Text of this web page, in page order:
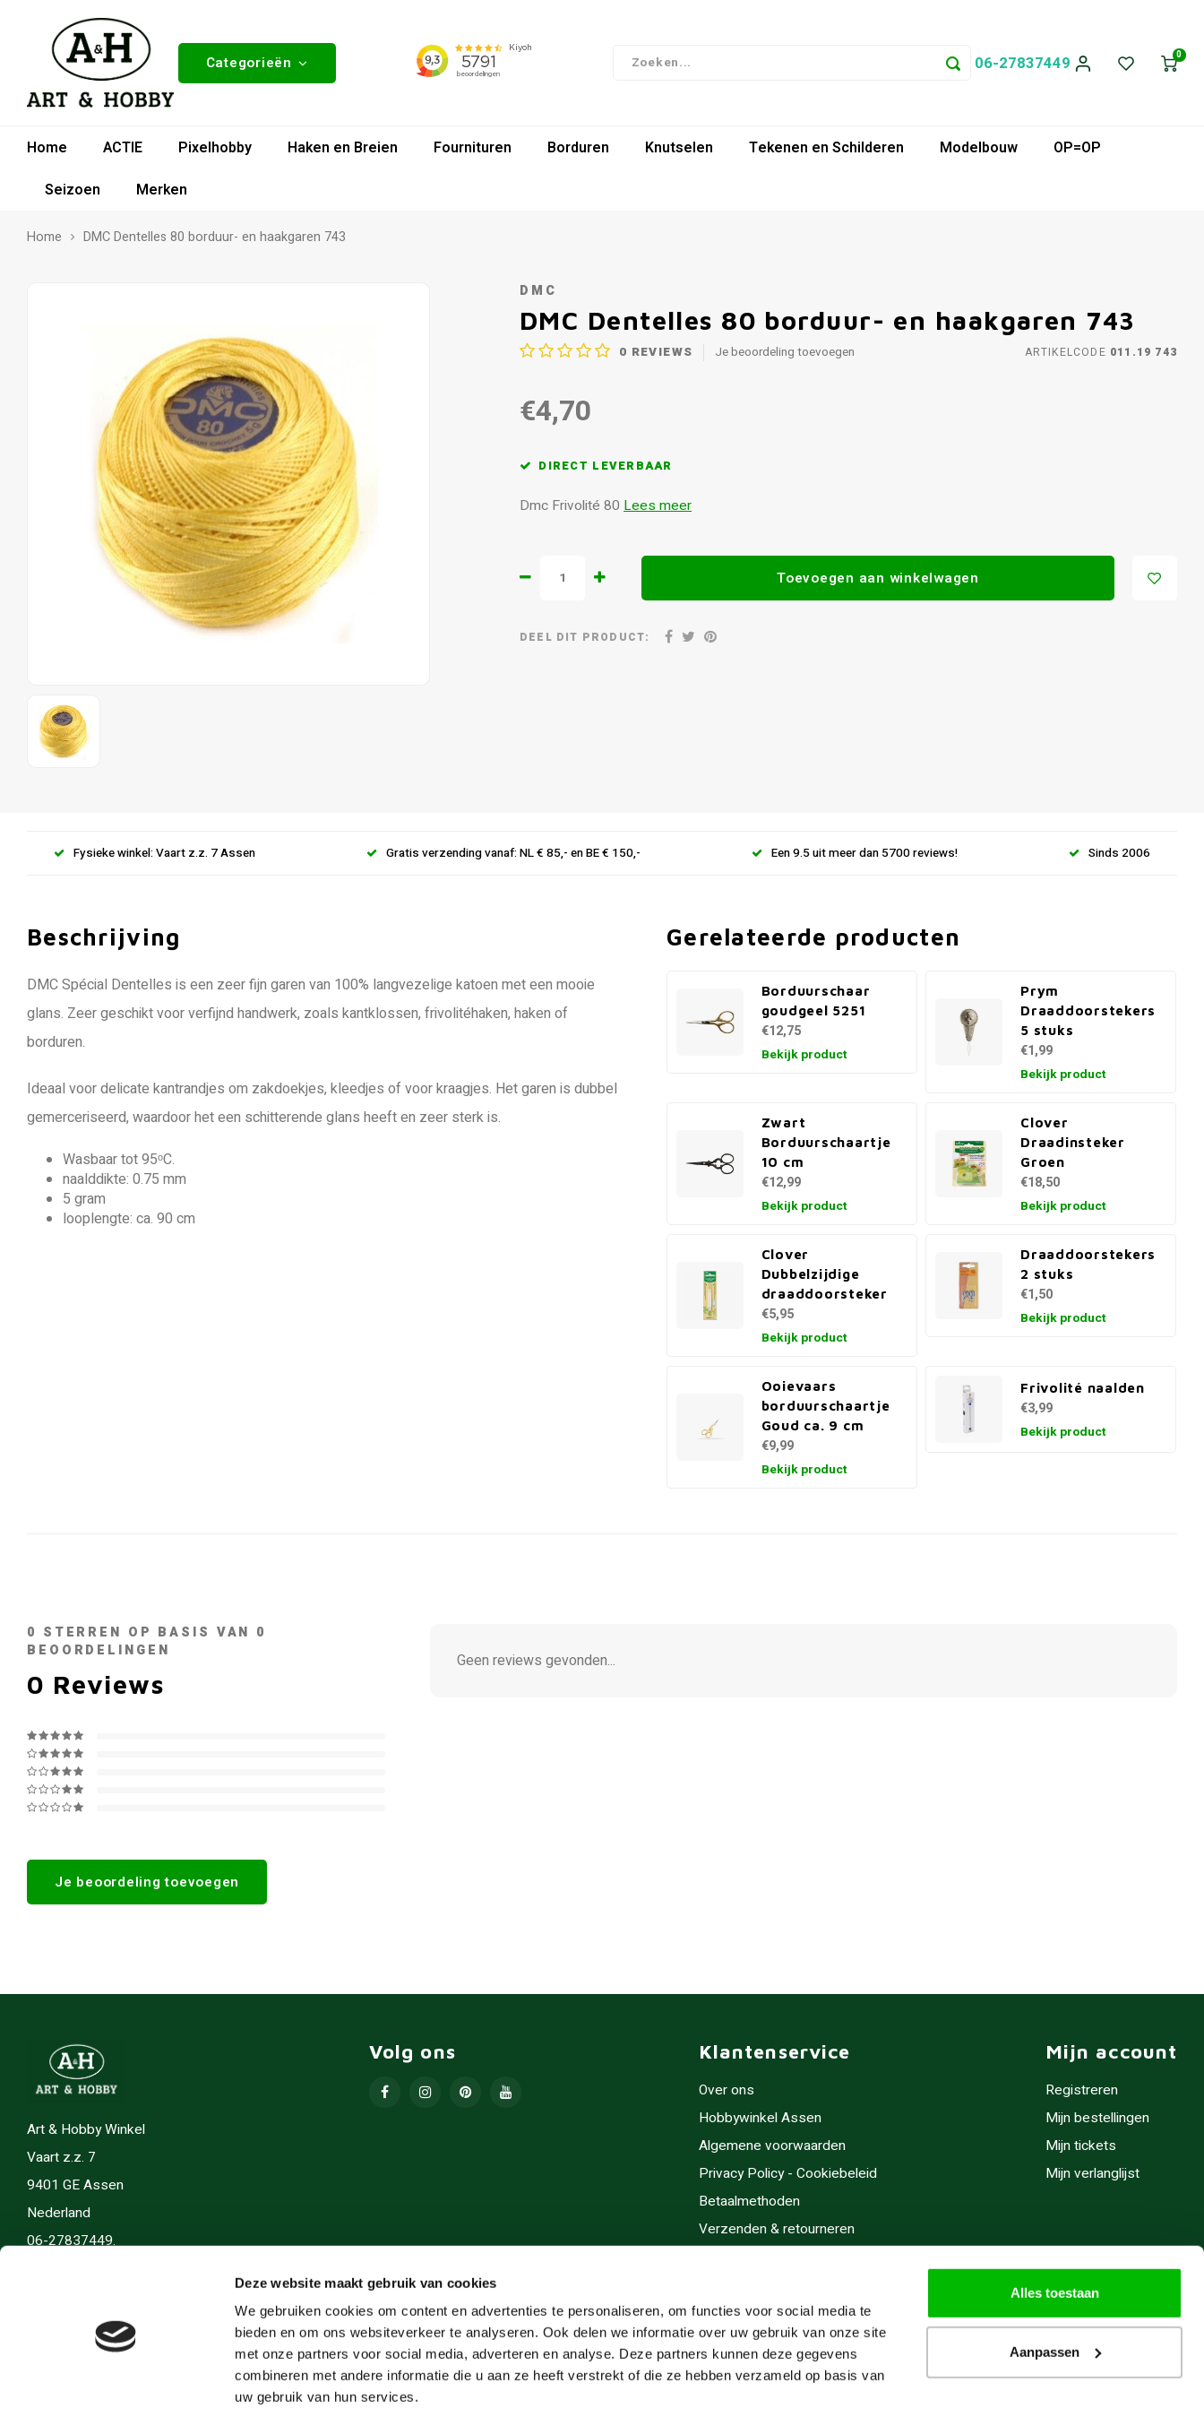
Deze website maakt gebruik van cookies
We gebruiken cookies om content en advertenties te personaliseren, om functies voor social media te
bieden en om ons websiteverkeer te analyseren. Ook delen we informatie over uw gebruik van onze site
met onze partners voor social media, adverteren en analyse. Deze partners kunnen deze gegevens
combineren met andere informatie die u aan ze heeft verstrekt of die ze hebben verzameld op basis van
uw gebruik van hun services.
Alles toestaan
Aanpassen
Categorieën 06-27837449 0
Home ACTIE Pixelhobby Haken en Breien Fournituren Borduren Knutselen Tekenen en Schilderen Modelbouw
OP=OP
Seizoen
Merken
Home DMC Dentelles 80 borduur- en haakgaren 743
DMC
DMC Dentelles 80 borduur- en haakgaren 743
0 REVIEWS Je beoordeling toevoegen ARTIKELCODE 011.19 743
€4,70
DIRECT LEVERBAAR
Dmc Frivolité 80 Lees meer
Toevoegen aan winkelwagen
DEEL DIT PRODUCT:
Fysieke winkel: Vaart z.z. 7 Assen Gratis verzending vanaf: NL € 85,- en BE € 150,- Een 9.5 uit meer dan 5700 reviews! Sinds 2006
Beschrijving
DMC Spécial Dentelles is een zeer fijn garen van 100% langvezelige katoen met een mooie
glans. Zeer geschikt voor verfijnd handwerk, zoals kantklossen, frivolitéhaken, haken of
borduren.
Ideaal voor delicate kantrandjes om zakdoekjes, kleedjes of voor kraagjes. Het garen is dubbel
gemerceriseerd, waardoor het een schitterende glans heeft en zeer sterk is.
Wasbaar tot 95ᵒC.
naalddikte: 0.75 mm
5 gram
looplengte: ca. 90 cm
Gerelateerde producten
Borduurschaar
goudgeel 5251
€12,75
Bekijk product
Prym
Draaddoorstekers
5 stuks
€1,99
Bekijk product
Zwart
Borduurschaartje
10 cm
€12,99
Bekijk product
Clover
Draadinsteker
Groen
€18,50
Bekijk product
Clover
Dubbelzijdige
draaddoorsteker
€5,95
Bekijk product
Draaddoorstekers
2 stuks
€1,50
Bekijk product
Ooievaars
borduurschaartje
Goud ca. 9 cm
€9,99
Bekijk product
Frivolité naalden
€3,99
Bekijk product
0 STERREN OP BASIS VAN 0
BEOORDELINGEN
0 Reviews
Je beoordeling toevoegen
Geen reviews gevonden...
Art & Hobby Winkel
Vaart z.z. 7
9401 GE Assen
Nederland
06-27837449.
Volg ons Klantenservice
Over ons
Hobbywinkel Assen
Algemene voorwaarden
Privacy Policy - Cookiebeleid
Betaalmethoden
Verzenden & retourneren
Cadeaubonnen
Inlijsten
Servicegebieden
Mijn account
Registreren
Mijn bestellingen
Mijn tickets
Mijn verlanglijst